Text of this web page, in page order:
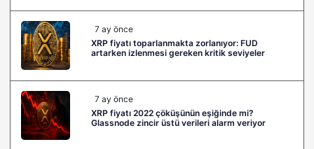
7 ay önce
XRP fiyatı toparlanmakta zorlanıyor: FUD
artarken izlenmesi gereken kritik seviyeler
7 ay önce
XRP fiyatı 2022 çöküşünün eşiğinde mi?
Glassnode zincir üstü verileri alarm veriyor